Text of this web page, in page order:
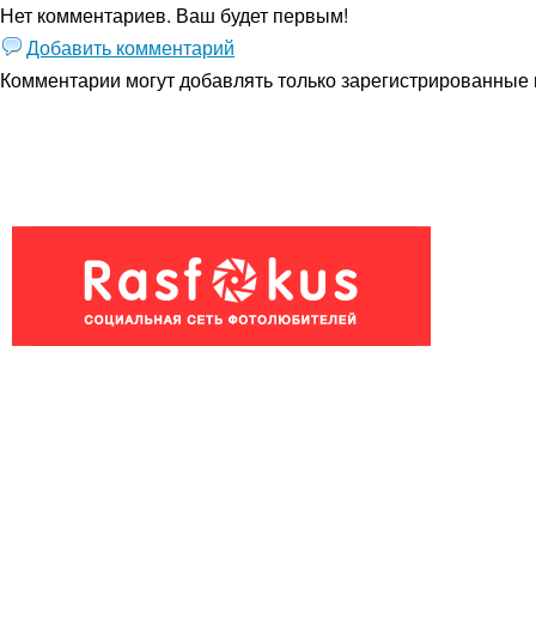
Нет комментариев. Ваш будет первым!
Добавить комментарий
Комментарии могут добавлять толькозарегистрированные